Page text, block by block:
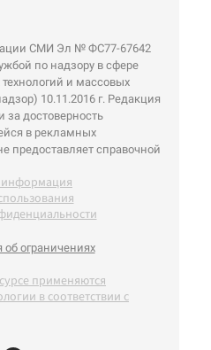
СМИ Эл № ФС77-67642
по надзору в сфере
и массовых
10.11.2016 г. Редакция
за достоверность
в рекламных
предоставляет справочной
ограничениях
применяются
в соответствии с